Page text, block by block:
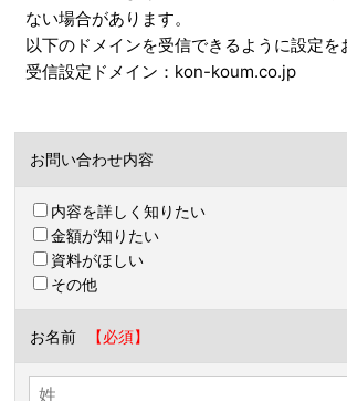
ない場合があります。
以下のドメインを受信できるように設定を
受信設定ドメイン：kon-koum.co.jp
お問い合わせ内容
内容を詳しく知りたい
金額が知りたい
資料がほしい
その他
お名前